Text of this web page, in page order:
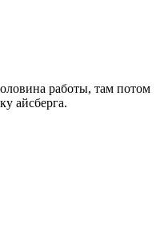
работы, там потом
айсберга.